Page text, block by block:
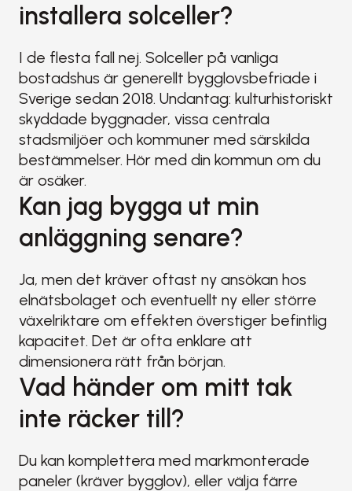
installera solceller?
I de flesta fall nej. Solceller på vanliga
bostadshus är generellt bygglovsbefriade i
Sverige sedan 2018. Undantag: kulturhistoriskt
skyddade byggnader, vissa centrala
stadsmiljöer och kommuner med särskilda
bestämmelser. Hör med din kommun om du
är osäker.
Kan jag bygga ut min
anläggning senare?
Ja, men det kräver oftast ny ansökan hos
elnätsbolaget och eventuellt ny eller större
växelriktare om effekten överstiger befintlig
kapacitet. Det är ofta enklare att
dimensionera rätt från början.
Vad händer om mitt tak
inte räcker till?
Du kan komplettera med markmonterade
paneler (kräver bygglov), eller välja färre